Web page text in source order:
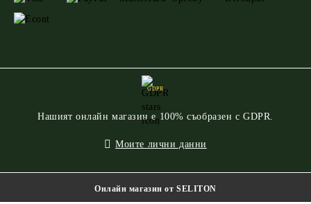
GDPR
Нашият онлайн магазин е 100% съобразен с GDPR.
Моите лични данни
Онлайн магазин от SELITON